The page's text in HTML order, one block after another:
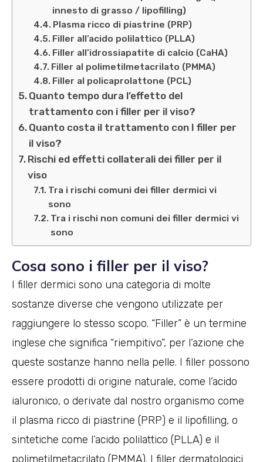
innesto di grasso / lipofilling)
Plasma ricco di piastrine (PRP)
Filler all’acido polilattico (PLLA)
Filler all’idrossiapatite di calcio (CaHA)
Filler al polimetilmetacrilato (PMMA)
Filler al policaprolattone (PCL)
Quanto tempo dura l’effetto del
trattamento con i filler per il viso?
Quanto costa il trattamento con I filler per
il viso?
Rischi ed effetti collaterali dei filler per il
viso
Tra i rischi comuni dei filler dermici vi
sono
Tra i rischi non comuni dei filler dermici vi
sono
Cosa sono i filler per il viso?
I filler dermici sono una categoria di molte
sostanze diverse che vengono utilizzate per
raggiungere lo stesso scopo. “Filler” è un termine
inglese che significa “riempitivo”, per l’azione che
queste sostanze hanno nella pelle. I filler possono
essere prodotti di origine naturale, come l’acido
ialuronico, o derivate dal nostro organismo come
il plasma ricco di piastrine (PRP) e il lipofilling, o
sintetiche come l’acido polilattico (PLLA) e il
polimetilmetacrilato (PMMA). I filler dermatologici